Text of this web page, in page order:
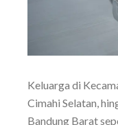
Keluarga di
Cimahi Selatan,
Bandung Barat